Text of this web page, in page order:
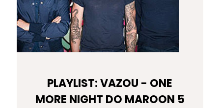
PLAYLIST: VAZOU - ONE
MORE NIGHT DO MAROON 5